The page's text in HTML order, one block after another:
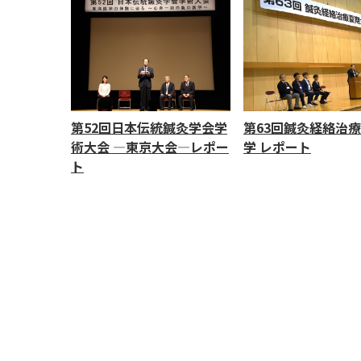
第52回日本伝統鍼灸学会学
術大会 ―東京大会―レポー
ト
第63回鍼灸経絡治
学 レポート